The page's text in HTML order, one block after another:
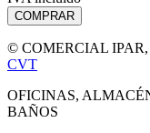
© COMERCIAL IPAR,
CVT
OFICINAS,
BAÑOS